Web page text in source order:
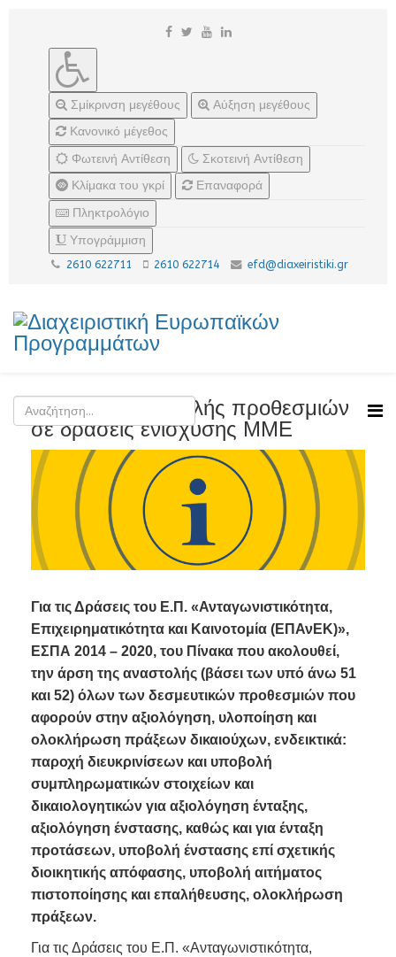
Σμίκρινση μεγέθους
Αύξηση μεγέθους
Κανονικό μέγεθος
Φωτεινή Αντίθεση
Σκοτεινή Αντίθεση
Κλίμακα του γκρί
Επαναφορά
Πληκτρολόγιο
Υπογράμμιση
2610 622711 2610 622714 efd@diaxeiristiki.gr
Άρση της αναστολής προθεσμιών
σε δράσεις ενίσχυσης ΜΜΕ
Για τις Δράσεις του Ε.Π. «Ανταγωνιστικότητα,
Επιχειρηματικότητα και Καινοτομία (ΕΠΑνΕΚ)»,
ΕΣΠΑ 2014 – 2020, του Πίνακα που ακολουθεί,
την άρση της αναστολής (βάσει των υπό άνω 51
και 52) όλων των δεσμευτικών προθεσμιών που
αφορούν στην αξιολόγηση, υλοποίηση και
ολοκλήρωση πράξεων δικαιούχων, ενδεικτικά:
παροχή διευκρινίσεων και υποβολή
συμπληρωματικών στοιχείων και
δικαιολογητικών για αξιολόγηση ένταξης,
αξιολόγηση ένστασης, καθώς και για ένταξη
προτάσεων, υποβολή ένστασης επί σχετικής
διοικητικής απόφασης, υποβολή αιτήματος
πιστοποίησης και επαλήθευσης, ολοκλήρωση
πράξεων.
Για τις Δράσεις του Ε.Π. «Ανταγωνιστικότητα,